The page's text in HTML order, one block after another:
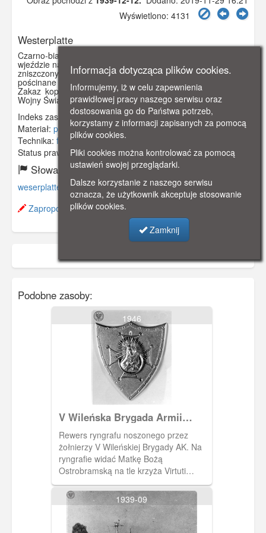
Wyświetlono: 4131
Westerplatte
Czarno-biała fotografia przedstawiająca tablicę informującą o
wjeździe na teren półwyspu Westerplatte. W tle widoczny jest
zniszczony podczas ostrzału we wrześniu 1939 roku las-
pościnane pociskami i połamane drzewa.
Zakaz kopiowania, zasób dostępny w zbiorach Muzeum II
Wojny Światowej w Gdańsku, sygnatura: MIIWS/F/307
Indeks zasobu:MIIW 005
Materiał: papier fotograficzny
Technika: fotografia czarno-biała
Status prawny:Użycie Niekomercyjne
Słowa kluczowe:
weserplatte ii wojna światowa,wrzesień,
Zaproponuj zmianę opisu.
Podobne zasoby:
1946
V Wileńska Brygada Armii
Krajowej
Rewers ryngrafu noszonego przez
żołnierzy V Wileńskiej Brygady AK. Na
ryngrafie widać Matkę Bożą
Ostrobramską na tle krzyża Virtuti
Militarii. Zakaz kopiowania, zasób
dostępny w zbiorach IPN, sygnatura:
IPNBU-3-3-6-76
1939-09
Informacja dotycząca plików cookies.
Informujemy, iż w celu zapewnienia
prawidłowej pracy naszego serwisu oraz
dostosowania go do Państwa potrzeb,
korzystamy z informacji zapisanych za pomocą
plików cookies.
Pliki cookies można kontrolować za pomocą
ustawień swojej przeglądarki.
Dalsze korzystanie z naszego serwisu
oznacza, że użytkownik akceptuje stosowanie
plików cookies.
Zamknij